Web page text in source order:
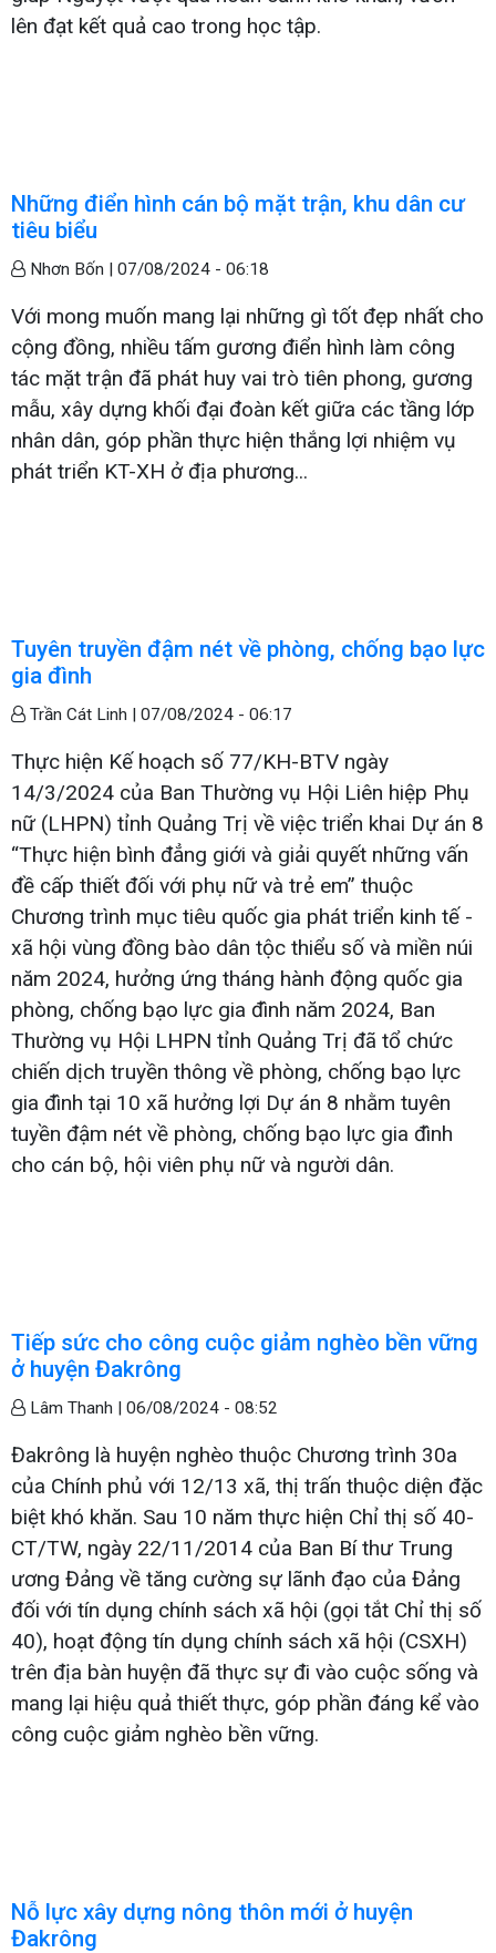
lên đạt kết quả cao trong học tập.
Những điển hình cán bộ mặt trận, khu dân cư
tiêu biểu
Nhơn Bốn | 07/08/2024 - 06:18
Với mong muốn mang lại những gì tốt đẹp nhất cho
cộng đồng, nhiều tấm gương điển hình làm công
tác mặt trận đã phát huy vai trò tiên phong, gương
mẫu, xây dựng khối đại đoàn kết giữa các tầng lớp
nhân dân, góp phần thực hiện thắng lợi nhiệm vụ
phát triển KT-XH ở địa phương...
Tuyên truyền đậm nét về phòng, chống bạo lực
gia đình
Trần Cát Linh | 07/08/2024 - 06:17
Thực hiện Kế hoạch số 77/KH-BTV ngày
14/3/2024 của Ban Thường vụ Hội Liên hiệp Phụ
nữ (LHPN) tỉnh Quảng Trị về việc triển khai Dự án 8
“Thực hiện bình đẳng giới và giải quyết những vấn
đề cấp thiết đối với phụ nữ và trẻ em” thuộc
Chương trình mục tiêu quốc gia phát triển kinh tế -
xã hội vùng đồng bào dân tộc thiểu số và miền núi
năm 2024, hưởng ứng tháng hành động quốc gia
phòng, chống bạo lực gia đình năm 2024, Ban
Thường vụ Hội LHPN tỉnh Quảng Trị đã tổ chức
chiến dịch truyền thông về phòng, chống bạo lực
gia đình tại 10 xã hưởng lợi Dự án 8 nhằm tuyên
tuyền đậm nét về phòng, chống bạo lực gia đình
cho cán bộ, hội viên phụ nữ và người dân.
Tiếp sức cho công cuộc giảm nghèo bền vững
ở huyện Đakrông
Lâm Thanh | 06/08/2024 - 08:52
Đakrông là huyện nghèo thuộc Chương trình 30a
của Chính phủ với 12/13 xã, thị trấn thuộc diện đặc
biệt khó khăn. Sau 10 năm thực hiện Chỉ thị số 40-
CT/TW, ngày 22/11/2014 của Ban Bí thư Trung
ương Đảng về tăng cường sự lãnh đạo của Đảng
đối với tín dụng chính sách xã hội (gọi tắt Chỉ thị số
40), hoạt động tín dụng chính sách xã hội (CSXH)
trên địa bàn huyện đã thực sự đi vào cuộc sống và
mang lại hiệu quả thiết thực, góp phần đáng kể vào
công cuộc giảm nghèo bền vững.
Nỗ lực xây dựng nông thôn mới ở huyện
Đakrông